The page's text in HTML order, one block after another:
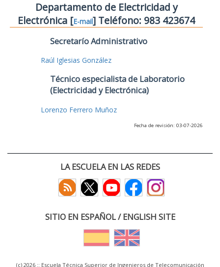
Departamento de Electricidad y
Electrónica [E-mail] Teléfono: 983 423674
Secretarío Administrativo
Raúl Iglesias González
Técnico especialista de Laboratorio
(Electricidad y Electrónica)
Lorenzo Ferrero Muñoz
Fecha de revisión: 03-07-2026
LA ESCUELA EN LAS REDES
SITIO EN ESPAÑOL / ENGLISH SITE
(c) 2026 :: Escuela Técnica Superior de Ingenieros de Telecomunicación